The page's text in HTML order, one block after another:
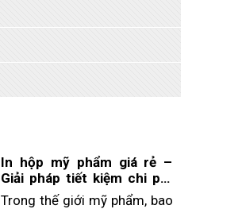
In hộp mỹ phẩm giá rẻ –
Giải pháp tiết kiệm chi phí
cho doanh nghiệp
Trong thế giới mỹ phẩm, bao